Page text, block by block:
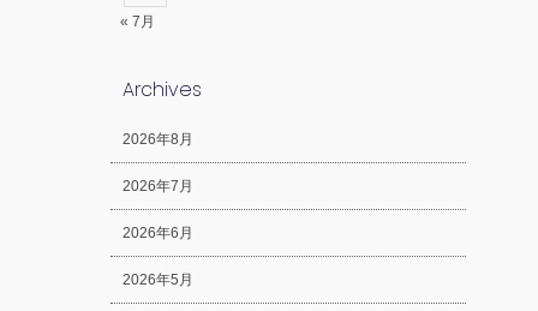
« 7月
Archives
2026年8月
2026年7月
2026年6月
2026年5月